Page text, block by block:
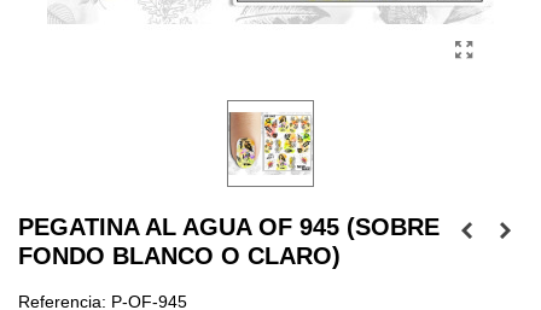
PEGATINA AL AGUA OF 945 (SOBRE
FONDO BLANCO O CLARO)
Referencia: P-OF-945